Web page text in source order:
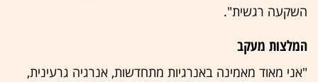
השקעה רגשית".
המלצות מעקב
"אני מאוד מאמינה באנרגיות מתחדשות, אנרגיה גרעינית,